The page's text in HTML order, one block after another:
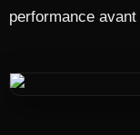
performance avant